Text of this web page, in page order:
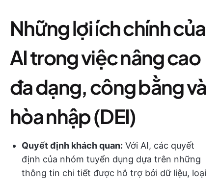
Những lợi ích chính của
AI trong việc nâng cao
đa dạng, công bằng và
hòa nhập (DEI)
Quyết định khách quan: Với AI, các quyết
định của nhóm tuyển dụng dựa trên những
thông tin chi tiết được hỗ trợ bởi dữ liệu, loại